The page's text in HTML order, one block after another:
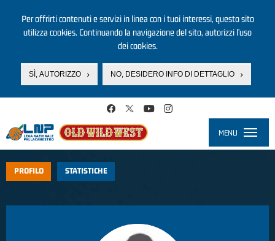
Per offrirti contenuti e servizi in linea con i tuoi interessi, questo sito
utilizza cookies. Continuando la navigazione del sito, autorizzi l’uso
dei cookies.
SÌ, AUTORIZZO NO, DESIDERO INFO DI DETTAGLIO
MENU
PROFILO STATISTICHE